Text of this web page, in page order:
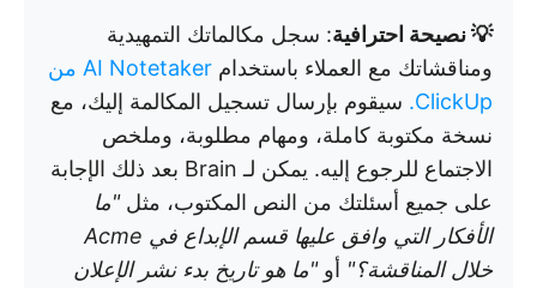
💡 نصيحة احترافية: سجل مكالماتك التمهيدية
ومناقشاتك مع العملاء باستخدام
AI Notetaker من
ClickUp. سيقوم بإرسال تسجيل المكالمة إليك، مع
نسخة مكتوبة كاملة، ومهام مطلوبة، وملخص
الاجتماع للرجوع إليه. يمكن لـ Brain بعد ذلك الإجابة
على جميع أسئلتك من النص المكتوب، مثل"ما
الأفكار التي وافق عليها قسم الإبداع في Acme
خلال المناقشة؟" أو"ما هو تاريخ بدء نشر الإعلان